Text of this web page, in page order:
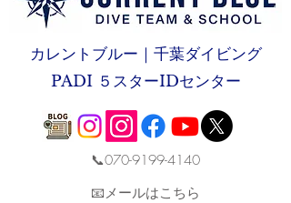
カレントブルー｜千葉ダイビング
PADI ５スターIDセンター
📞070-9199-4140
📧メールはこちら